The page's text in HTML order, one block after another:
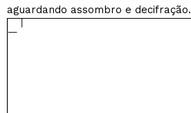
aguardando assombro e decifração.